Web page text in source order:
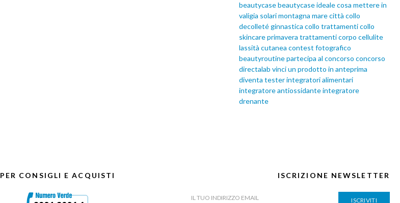
beautycasebeautycase idealecosa mettere in
valigia solarimontagna marecittà collo
decolletéginnastica collo trattamenti collo
skincare primavera trattamenti corpo cellulite
lassità cutanea contest fotografico
beautyroutinepartecipa al concorso concorso
directalab vinci un prodotto in anteprima
diventa testerintegratori alimentari
integratore antiossidanteintegratore
drenante
PER CONSIGLI E ACQUISTI ISCRIZIONE NEWSLETTER
ISCRIVITI